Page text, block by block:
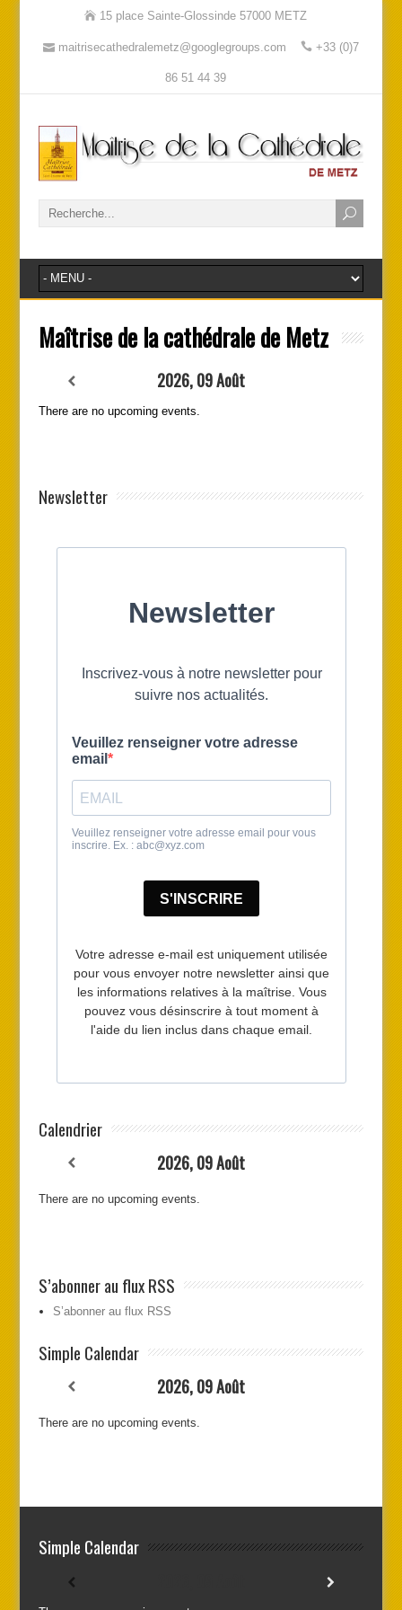
15 place Sainte-Glossinde 57000 METZ
maitrisecathedralemetz@googlegroups.com +33 (0)7
86 51 44 39
Maîtrise de la cathédrale de Metz
2026, 09 Août
There are no upcoming events.
Newsletter
Calendrier
2026, 09 Août
There are no upcoming events.
S’abonner au flux RSS
S’abonner au flux RSS
Simple Calendar
2026, 09 Août
There are no upcoming events.
Simple Calendar